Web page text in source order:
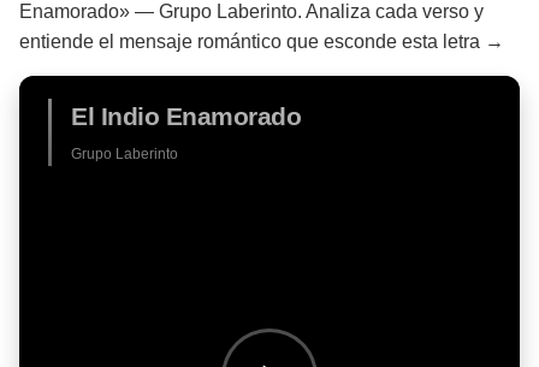
Enamorado» — Grupo Laberinto. Analiza cada verso y
entiende el mensaje romántico que esconde esta letra →
El Indio Enamorado
Grupo Laberinto